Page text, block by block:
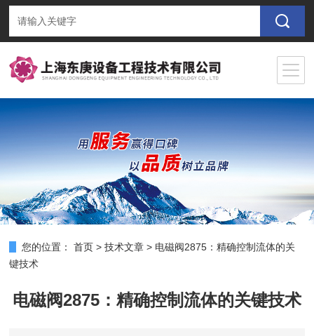
您的位置： 首页 >技术文章 > 电磁阀2875：精确控制流体的关
键技术
电磁阀2875：精确控制流体的关键技术